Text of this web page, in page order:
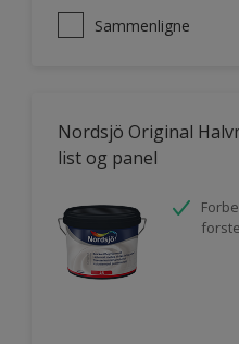
Sammenligne
Nordsjö Original
list og panel